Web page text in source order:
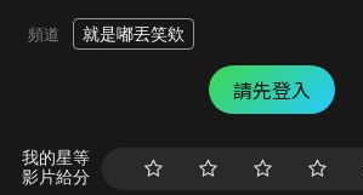
頻道 就是嘟丟笑欸
請先登入
我的星等
影片給分